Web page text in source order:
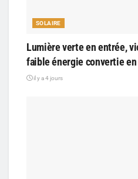
SOLAIRE
Lumière verte en entrée,
faible énergie convertie
il y a 4 jours